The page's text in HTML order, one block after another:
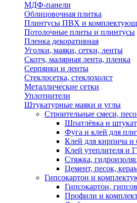
МДФ-панели
Облицовочная плитка
Плинтусы ПВХ и
Потолочные плиты и плинтусы
Пленка декоративная
Уголки, маяки, сетки, ленты
Скотч, малярная лента, пленка
Серпянки и ленты
Стеклосетка, стеклохолст
Металлические сетки
Уплотнители
Штукатурные маяки и углы
Строительные смеси,
Шпатлёвка и
Фуга и клей для
Клей для кирпича и
Клей утеплителя и
Стяжка,
Цемент, песок,
Гипсокартон и
Гипсокартон,
Профили и